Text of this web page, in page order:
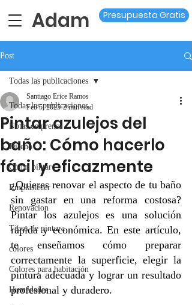
Adam Presupuesta Gratis
Post
Todas las publicaciones
Notas de prensa
Diseño
Como pintar
Emplastecer
Renovacion
Tipos de pintura
colores
Colores para habitación
Humedades
Todas las publicaciones
Pintar azulejos del
baño: Cómo hacerlo
fácil y eficazmente
Santiago Erice Ramos
Feb 5, 2025 2 min read
¿Quieres renovar el aspecto de tu baño
sin gastar en una reforma costosa?
Pintar los azulejos es una solución
rápida y económica. En este artículo,
te enseñamos cómo preparar
correctamente la superficie, elegir la
pintura adecuada y lograr un resultado
profesional y duradero.